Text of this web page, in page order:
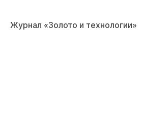
Журнал «Золото и технологии»